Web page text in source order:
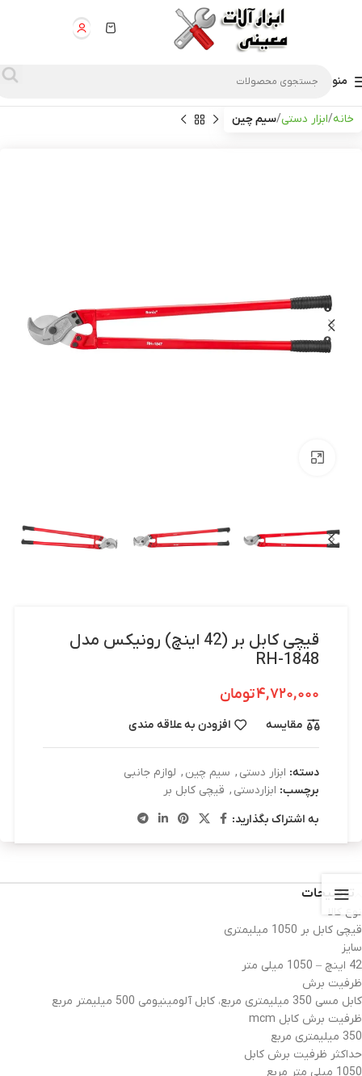
منو
خانه ابزار دستی سیم چین
قیچی کابل بر (42 اینچ) رونیکس مدل
RH-1848
۴,۷۲۰,۰۰۰تومان
مقایسه افزودن به علاقه مندی
دسته: ابزار دستی , سیم چین , لوازم جانبی
برچسب: ابزاردستی , قیچی کابل بر
به اشتراک بگذارید:
توضیحات
نوع کالا
قیچی کابل بر 1050 میلیمتری
سایز
42 اینچ – 1050 میلی متر
ظرفیت برش
کابل مسی 350 میلیمتری مربع، کابل آلومینیومی 500 میلیمتر مربع
ظرفیت برش کابل mcm
350 میلیمتری مربع
حداکثر ظرفیت برش کابل
1050 میلی متر مربع